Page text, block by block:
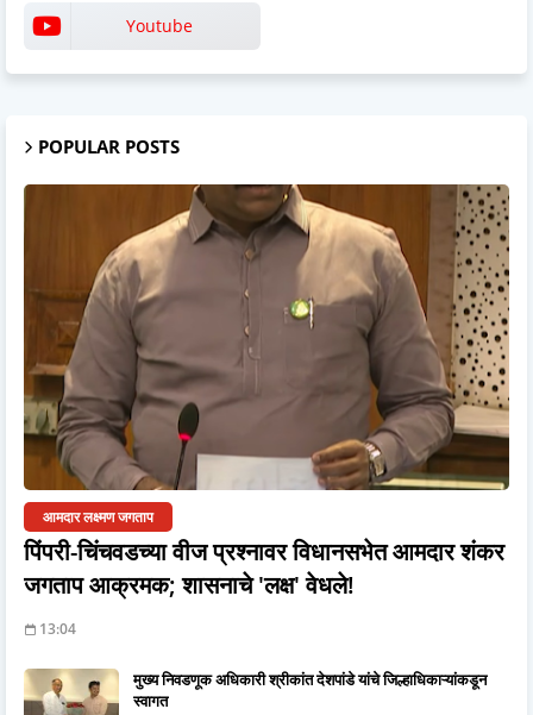
Youtube
POPULAR POSTS
आमदार लक्ष्मण जगताप
पिंपरी-चिंचवडच्या वीज प्रश्नावर विधानसभेत आमदार शंकर
जगताप आक्रमक; शासनाचे 'लक्ष' वेधले!
13:04
मुख्य निवडणूक अधिकारी श्रीकांत देशपांडे यांचे जिल्हाधिकाऱ्यांकडून
स्वागत